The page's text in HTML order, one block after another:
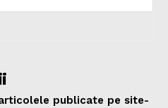
publicate pe site-